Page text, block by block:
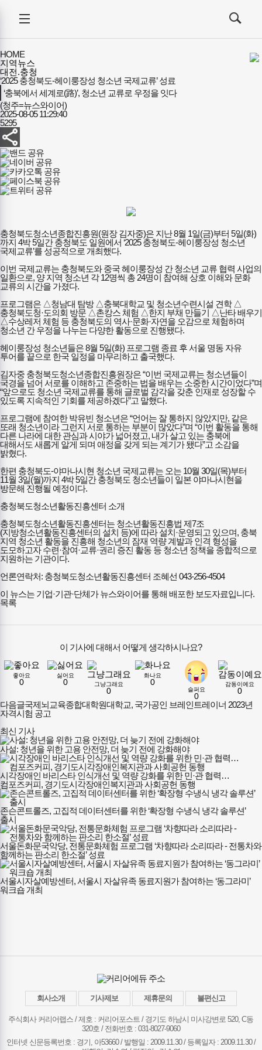
전체메뉴
열기/
검색
열기/
HOME
지역뉴스
대전.충청
‘2025 충청북도-헤이룽장성 청소년 국제교류’ 성료
‘충북에서 세계로(路)’, 청소년 교류로 우정을 잇다
(청주=뉴스와이어)
2025-08-05 11:29:40
5295
충청북도청소년종합진흥원(원장 김자중)은 지난 8월 1일(금)부터 5일(화)
까지 4박 5일간 충청북도 일원에서 ‘2025 충청북도-헤이룽장성 청소년
국제교류’를 성공적으로 개최했다.
이번 국제교류는 충청북도와 중국 헤이룽장성 간 청소년 교류 협력 사업의
일환으로, 양 지역 청소년 각 12명씩 총 24명이 참여해 상호 이해와 문화
교류의 시간을 가졌다.
프로그램은 △청남대 탐방 △충북대학교 및 청소년수련시설 견학 △
충청북도청·도의회 방문 △촌캉스 체험 △한지 부채 만들기 △난타 배우기
△수상레저 체험 등 충청북도의 역사·문화·자연을 오감으로 체험하며
청소년 간 우정을 나누는 다양한 활동으로 진행됐다.
헤이룽장성 청소년들은 8월 5일(화) 프로그램 종료 후 서울 명동 자유
투어를 끝으로 한국 일정을 마무리하고 출국했다.
김자중 충청북도청소년종합진흥원장은 “이번 국제교류는 청소년들이
국경을 넘어 서로를 이해하고 존중하는 법을 배우는 소중한 시간이었다”며
“앞으로도 청소년 국제교류를 통해 글로벌 감각을 갖춘 인재로 성장할 수
있도록 지속적인 기회를 제공하겠다”고 말했다.
프로그램에 참여한 박유빈 청소년은 “언어는 잘 통하지 않았지만, 같은
또래 청소년이라 그런지 서로 통하는 부분이 많았다”며 “이번 활동을 통해
다른 나라에 대한 관심과 시야가 넓어졌고, 내가 살고 있는 충북에
대해서도 새롭게 알게 되며 애정을 갖게 되는 계기가 됐다”고 소감을
밝혔다.
한편 충청북도-야마나시현 청소년 국제교류는 오는 10월 30일(목)부터
11월 3일(월)까지 4박 5일간 충청북도 청소년들이 일본 야마나시현을
방문해 진행될 예정이다.
충청북도청소년활동진흥센터 소개
충청북도청소년활동진흥센터는 청소년활동진흥법 제7조
(지방청소년활동진흥센터의 설치 등)에 따라 설치·운영되고 있으며, 충북
지역 청소년 활동을 진흥해 청소년의 잠재 역량 계발과 인격 형성을
도모하고자 수련·참여·교류·권리 증진 활동 등 청소년 정책을 종합적으로
지원하는 기관이다.
언론연락처: 충청북도청소년활동진흥센터 조혜선 043-256-4504
이 뉴스는 기업·기관·단체가 뉴스와이어를 통해 배포한 보도자료입니다.
목록
이 기사에 대해서 어떻게 생각하시나요?
좋아요
0
싫어요
0 그냥그래요
0
화나요
0
슬퍼요
0
감동이예요
0
다음글국제뇌교육종합대학원대학교, 국가공인 브레인트레이너 2023년
자격시험 공고
최신 기사
사설: 청년을 위한 고용 안전망, 더 늦기 전에 강화해야
시각장애인 바리스타 인식개선 및 역량 강화를 위한 민·관 협력…
컴포즈커피, 경기도시각장애인복지관과 사회공헌 동행
존슨콘트롤즈, 고집적 데이터센터를 위한 ‘확장형 수냉식 냉각 솔루션’
출시
서울돈화문국악당, 전통문화체험 프로그램 ‘차향따라 소리따라 - 전통차와
함께하는 판소리 한소절’ 성료
서울시자살예방센터, 서울시 자살유족 동료지원가 참여하는 ‘동그라미’
워크숍 개최
회사소개 기사제보 제휴문의 불편신고
주식회사 커리어랩스 / 제호 : 커리어포스트 /경기도 하남시 미사강변로 520, C동
320호 / 전화번호 : 031-8027-9060
인터넷 신문등록번호 : 경기, 아53660 / 발행일 : 2009.11.30 / 등록일자 : 2009.11.30 /